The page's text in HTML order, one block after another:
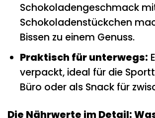
Schokoladengeschmack
Schokoladenstückchen
Bissen zu einem Genuss.
Praktisch für unterwegs:
verpackt, ideal für die
Büro oder als Snack für
Die Nährwerte im Detail: